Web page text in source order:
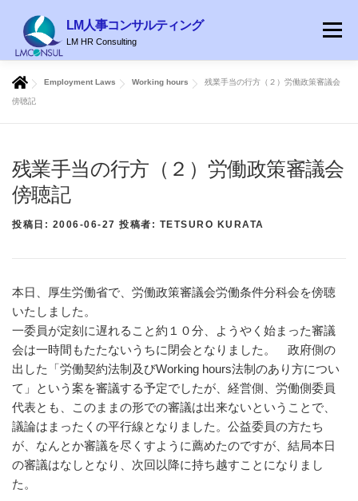
LM人事コンサルティング
LM HR Consulting
メニュ
HOME ABOUT 就業規則 ENGLISH BLOG
Employment Laws Working hours 残業手当の行方（２）労働政策審議会
傍聴記
残業手当の行方（２）労働政策審議会
傍聴記
投稿日: 2006-06-27 投稿者: TETSURO KURATA
本日、厚生労働省で、労働政策審議会労働条件分科会を傍聴
いたしました。
一委員が定刻に遅れること約１０分、ようやく始まった審議
会は一時間もたたないうちに閉会となりました。 政府側の
出した「労働契約法制及びWorking hours法制のあり方につい
て」という案を審議する予定でしたが、経営側、労働側委員
代表とも、このままの形での審議は出来ないということで、
議論はまったくの平行線となりました。公益委員の方たち
が、なんとか審議を尽くすように薦めたのですが、結局本日
の審議はなしとなり、次回以降に持ち越すことになりまし
た。